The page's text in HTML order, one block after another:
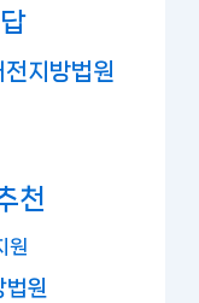
답
전지방법원
천
원
법원